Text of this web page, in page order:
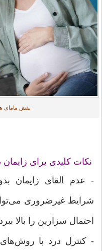
نقش مامای
نکات کلیدی برای
- عدم القای زایمان
شرایط غیرضروری
احتمال سزارین را بالا
- کنترل درد با روش‌های